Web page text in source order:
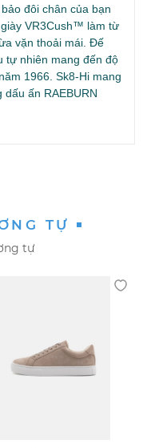
đôi chân của bạn
VR3Cush™ làm từ
vặn thoải mái. Đế
tự nhiên mang đến độ
1966. Sk8-Hi mang
ấn RAEBURN
TỰ
tự